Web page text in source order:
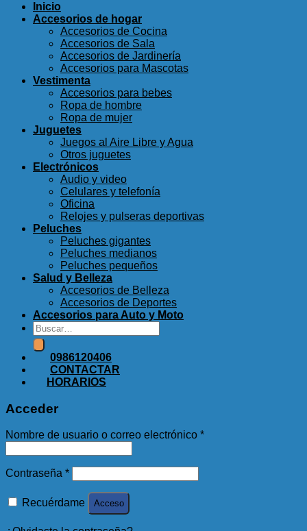
Inicio
Accesorios de hogar
Accesorios de Cocina
Accesorios de Sala
Accesorios de Jardinería
Accesorios para Mascotas
Vestimenta
Accesorios para bebes
Ropa de hombre
Ropa de mujer
Juguetes
Juegos al Aire Libre y Agua
Otros juguetes
Electrónicos
Audio y video
Celulares y telefonía
Oficina
Relojes y pulseras deportivas
Peluches
Peluches gigantes
Peluches medianos
Peluches pequeños
Salud y Belleza
Accesorios de Belleza
Accesorios de Deportes
Accesorios para Auto y Moto
Buscar
por:
0986120406
CONTACTAR
HORARIOS
Acceder
Nombre de usuario o correo electrónico *
Contraseña *
Recuérdame Acceso